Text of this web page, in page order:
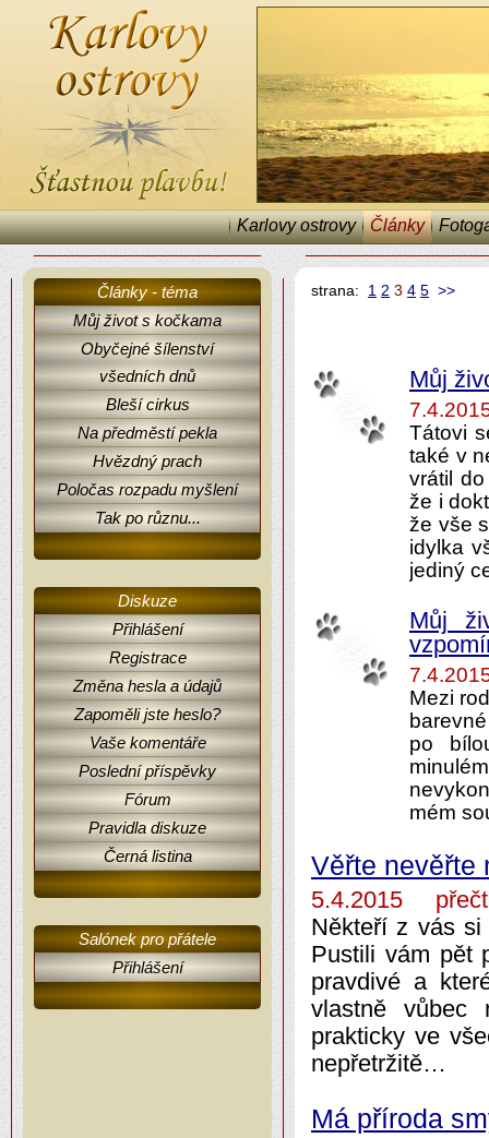
Karlovy ostrovy Články
Články - téma
Můj život s kočkama
Obyčejné šílenství
všedních dnů
Bleší cirkus
Na předměstí pekla
Hvězdný prach
Poločas rozpadu myšlení
Tak po různu...
Diskuze
Přihlášení
Registrace
Změna hesla a údajů
Zapoměli jste heslo?
Vaše komentáře
Poslední příspěvky
Fórum
Pravidla diskuze
Černá listina
Salónek pro přátele
Přihlášení
strana: 1 2 3 4 5 >>
Můj
Tátovi
také v
vrátil
že i
že vše
idylka
jediný
Můj
Mezi
po
mém
Věřte nevěřte
5.4.2015
Někteří z vás si
Pustili vám pět
pravdivé a
vlastně vůbec
prakticky ve
nepřetržitě…
Má příroda